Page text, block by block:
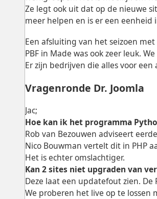
Ze legt ook uit dat op de nieuwe
meer helpen en is er een eenheid
Een afsluiting van het seizoen
PBF in Made was ook zeer leuk.
Er zijn bedrijven die alles voor
Vragenronde Dr. Joomla
Jac;
Hoe kan ik het programma
Rob van Bezouwen adviseert
Nico Bouwman vertelt dit in PHP
Het is echter omslachtiger.
Kan 2 sites niet upgraden van
Deze laat een updatefout zien. De
We proberen het live op te